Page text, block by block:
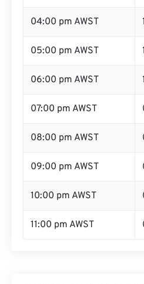
04:00 pm AWST
05:00 pm AWST
06:00 pm AWST
07:00 pm AWST
08:00 pm AWST
09:00 pm AWST
10:00 pm AWST
11:00 pm AWST